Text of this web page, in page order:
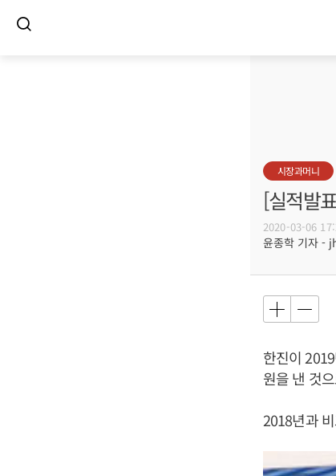
시장과머니
[실적발
2020-03-06
윤종학 기자 -
한진이
원을 낸 것
2018년과